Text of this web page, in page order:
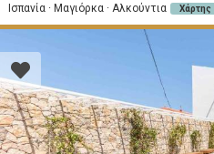
Ισπανία · Μαγιόρκα · Αλκούντια Χάρτης